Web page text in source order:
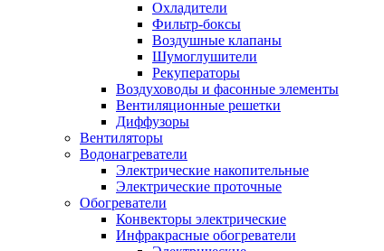
Охладители
Фильтр-боксы
Воздушные клапаны
Шумоглушители
Рекуператоры
Воздуховоды и фасонные элементы
Вентиляционные решетки
Диффузоры
Вентиляторы
Водонагреватели
Электрические накопительные
Электрические проточные
Обогреватели
Конвекторы электрические
Инфракрасные обогреватели